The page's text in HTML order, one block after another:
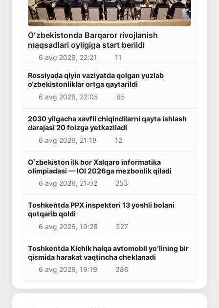
Oʻzbekistonda Barqaror rivojlanish
maqsadlari oyligiga start berildi
6 avg 2026, 22:21 11
Rossiyada qiyin vaziyatda qolgan yuzlab
o‘zbekistonliklar ortga qaytarildi
6 avg 2026, 22:05
65
2030 yilgacha xavfli chiqindilarni qayta ishlash
darajasi 20 foizga yetkaziladi
6 avg 2026, 21:18
12
Oʻzbekiston ilk bor Xalqaro informatika
olimpiadasi — IOI 2026ga mezbonlik qiladi
6 avg 2026, 21:02
253
Toshkentda PPX inspektori 13 yoshli bolani
qutqarib qoldi
6 avg 2026, 19:26
527
Toshkentda Kichik halqa avtomobil yoʻlining bir
qismida harakat vaqtincha cheklanadi
6 avg 2026, 19:19
386